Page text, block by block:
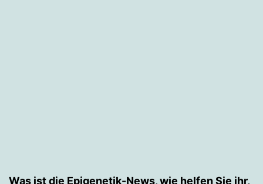
Was ist die Epigenetik-News, wie helfen Sie ihr,